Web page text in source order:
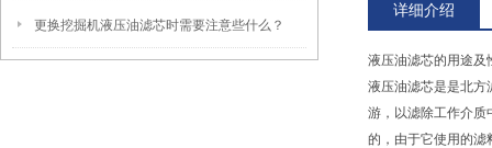
更换挖掘机液压油滤芯时需要注意些什么？
详细介绍
液压油滤芯的用途及
液压油滤芯是是北方
游，以滤除工作介质
的，由于它使用的滤